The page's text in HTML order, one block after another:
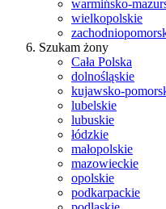
warmińsko-
wielkopolskie
Szukam żony
Cała Polska
dolnośląskie
kujawsko-
lubelskie
lubuskie
łódzkie
małopolskie
mazowieckie
opolskie
podkarpackie